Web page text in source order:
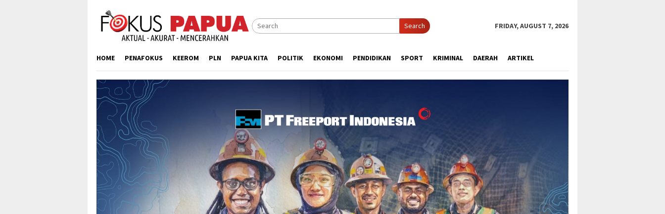
content
Search FRIDAY, AUGUST 7, 2026
HOME PENAFOKUS KEEROM PLN PAPUA KITA POLITIK EKONOMI PENDIDIKAN SPORT KRIMINAL DAERAH ARTIKEL